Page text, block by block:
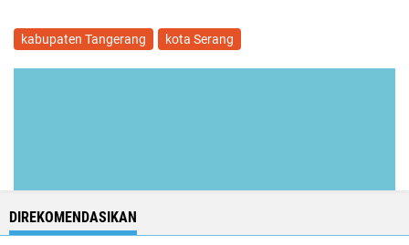
kabupaten Tangerang kota Serang
DIREKOMENDASIKAN